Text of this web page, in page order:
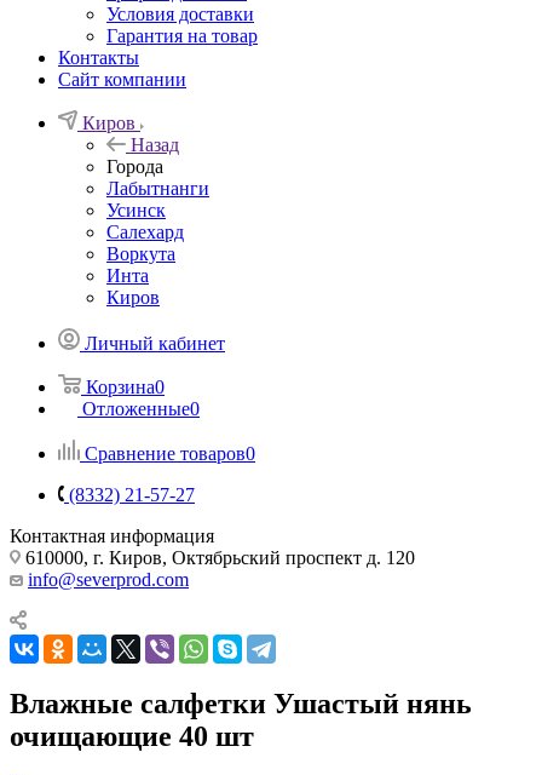
Условия доставки
Гарантия на товар
Контакты
Сайт компании
Киров
Назад
Города
Лабытнанги
Усинск
Салехард
Воркута
Инта
Киров
Личный кабинет
Корзина0
Отложенные0
Сравнение товаров0
(8332) 21-57-27
Контактная информация
610000, г. Киров, Октябрьский проспект д. 120
info@severprod.com
Влажные салфетки Ушастый нянь
очищающие 40 шт